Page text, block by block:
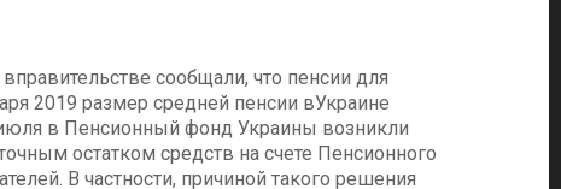
сообщали, что пенсии для
2019 размер средней пенсии вУкраине
в Пенсионный фонд Украины возникли
остатком средств на счете Пенсионного
В частности, причиной такого решения